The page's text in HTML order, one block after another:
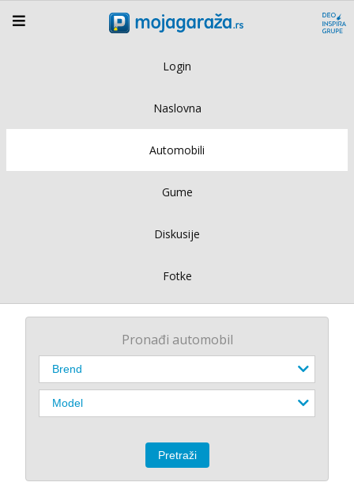
Login
Naslovna
Automobili
Gume
Diskusije
Fotke
Pronađi automobil